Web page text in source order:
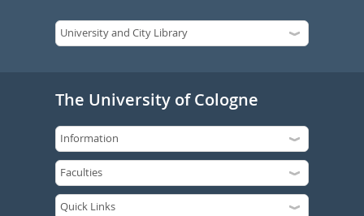
The University of Cologne